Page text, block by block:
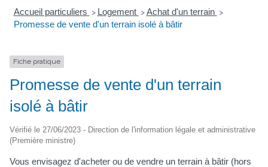
Accueil particuliers > Logement > Achat d'un terrain >
Promesse de vente d'un terrain isolé à bâtir
Fiche pratique
Promesse de vente d'un terrain
isolé à bâtir
Vérifié le 27/06/2023 - Direction de l'information légale et administrative
(Première ministre)
Vous envisagez d'acheter ou de vendre un terrain à bâtir (hors